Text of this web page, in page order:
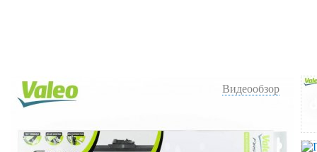
Видеообзор